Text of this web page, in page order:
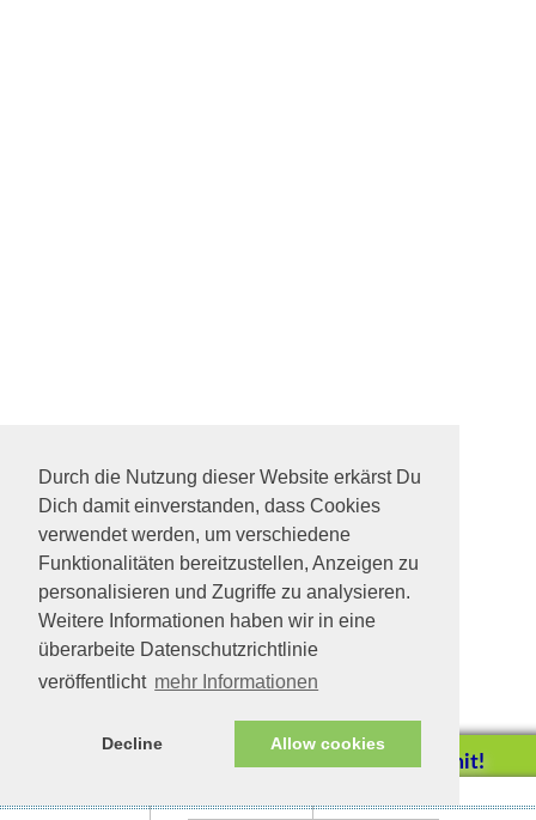
Durch die Nutzung dieser Website erkärst Du
Dich damit einverstanden, dass Cookies
verwendet werden, um verschiedene
Funktionalitäten bereitzustellen, Anzeigen zu
personalisieren und Zugriffe zu analysieren.
Weitere Informationen haben wir in eine
überarbeite Datenschutzrichtlinie
veröffentlicht mehr Informationen
Decline Allow cookies
Helfen Sie mit!